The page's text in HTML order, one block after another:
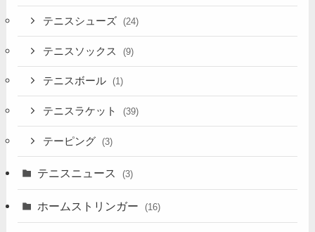
テニスシューズ (24)
テニスソックス (9)
テニスボール (1)
テニスラケット (39)
テーピング (3)
テニスニュース (3)
ホームストリンガー (16)